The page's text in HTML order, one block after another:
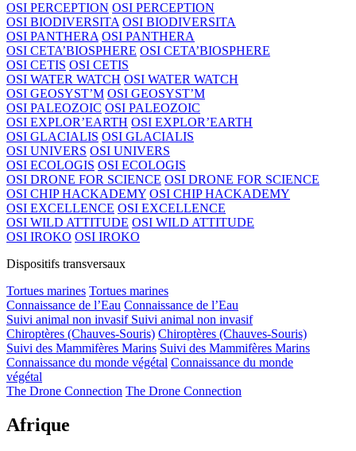
OSI PERCEPTION OSI PERCEPTION
OSI BIODIVERSITA OSI BIODIVERSITA
OSI PANTHERA OSI PANTHERA
OSI CETA’BIOSPHERE OSI CETA’BIOSPHERE
OSI CETIS OSI CETIS
OSI WATER WATCH OSI WATER WATCH
OSI GEOSYST’M OSI GEOSYST’M
OSI PALEOZOIC OSI PALEOZOIC
OSI EXPLOR’EARTH OSI EXPLOR’EARTH
OSI GLACIALIS OSI GLACIALIS
OSI UNIVERS OSI UNIVERS
OSI ECOLOGIS OSI ECOLOGIS
OSI DRONE FOR SCIENCE OSI DRONE FOR SCIENCE
OSI CHIP HACKADEMY OSI CHIP HACKADEMY
OSI EXCELLENCE OSI EXCELLENCE
OSI WILD ATTITUDE OSI WILD ATTITUDE
OSI IROKO OSI IROKO
Dispositifs transversaux
Tortues marines Tortues marines
Connaissance de l’Eau Connaissance de l’Eau
Suivi animal non invasif Suivi animal non invasif
Chiroptères (Chauves-Souris) Chiroptères (Chauves-Souris)
Suivi des Mammifères Marins Suivi des Mammifères Marins
Connaissance du monde végétal Connaissance du monde
végétal
The Drone Connection The Drone Connection
Afrique